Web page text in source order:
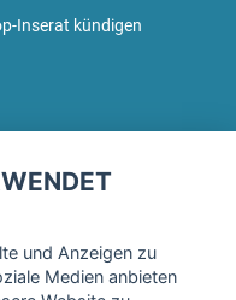
Inserat kündigen
und erhalte regelmäßig
und Anzeigen zu
Medien anbieten